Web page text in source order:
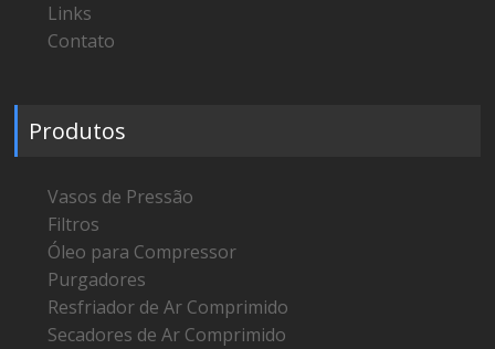
Links
Contato
Produtos
Vasos de Pressão
Filtros
Óleo para Compressor
Purgadores
Resfriador de Ar Comprimido
Secadores de Ar Comprimido